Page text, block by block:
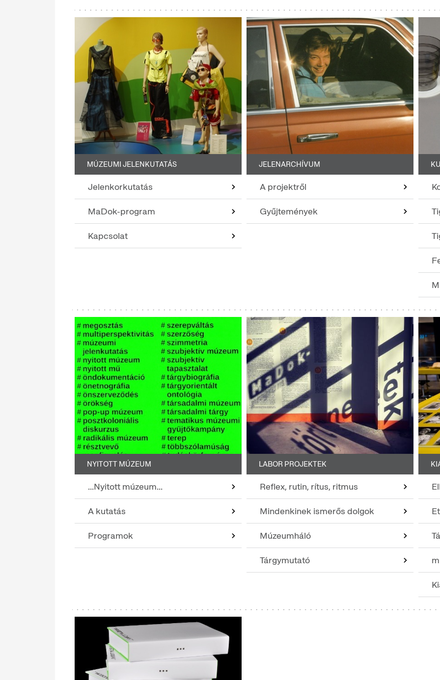
MÚZEUMI JELENKUTATÁS
Jelenkorkutatás
MaDok-program
Kapcsolat
JELENARCHÍVUM
A projektről
Gyűjtemények
NYITOTT MÚZEUM
...Nyitott múzeum...
A kutatás
Programok
LABOR PROJEKTEK
Reflex, rutin, rítus, ritmus
Mindenkinek ismerős dolgok
Múzeumháló
Tárgymutató